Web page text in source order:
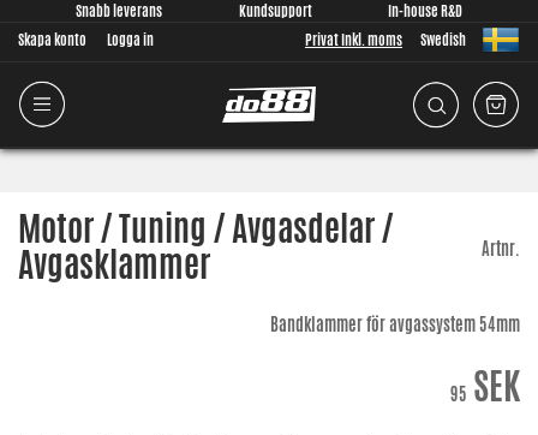
Snabb leverans Kundsupport
In-house R&D
Skapa konto
Logga in Privat Inkl. moms Swedish
Motor / Tuning / Avgasdelar /
Avgasklammer Artnr.
Bandklammer för avgassystem 54mm
95 SEK